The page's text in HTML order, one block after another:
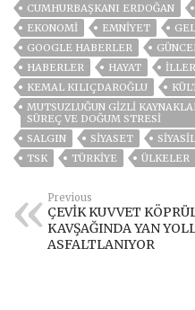
CUMHURBAŞKANI ERDOĞAN
EKONOMİ
EMNİYET
GOOGLE HABERLER
HABERLER
HAYAT İLLER
KEMAL KILIÇDAROĞLU
MUTSUZLUĞUN GİZLİ
SÜREÇ VE DOĞUM STRESİ
SALGIN
SİYASET
TSK
TÜRKİYE ÜLKELER
Previous
ÇEVİK KUVVET
KAVŞAĞINDA YAN
ASFALTLANIYOR